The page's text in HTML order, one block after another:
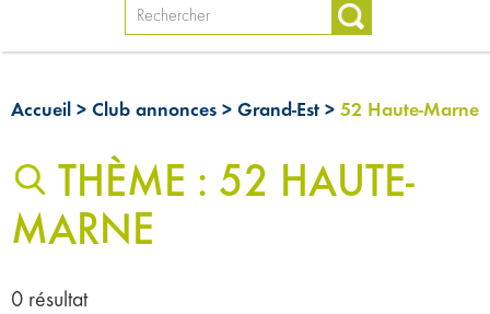
Accueil > Club annonces > Grand-Est > 52 Haute-Marne
THÈME : 52 HAUTE-
MARNE
0 résultat